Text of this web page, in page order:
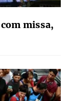
missa,